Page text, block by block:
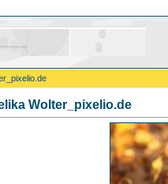
Wolter_pixelio.de